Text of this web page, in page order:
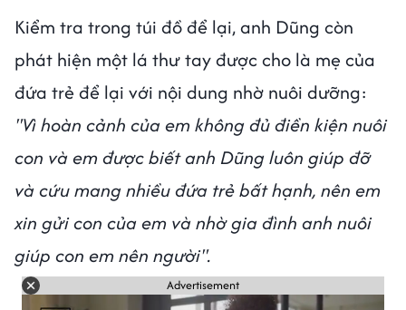
Kiểm tra trong túi đồ để lại, anh Dũng còn
phát hiện một lá thư tay được cho là mẹ của
đứa trẻ để lại với nội dung nhờ nuôi dưỡng:
"Vì hoàn cảnh của em không đủ điền kiện nuôi
con và em được biết anh Dũng luôn giúp đỡ
và cứu mang nhiều đứa trẻ bất hạnh, nên em
xin gửi con của em và nhờ gia đình anh nuôi
giúp con em nên người".
Advertisement